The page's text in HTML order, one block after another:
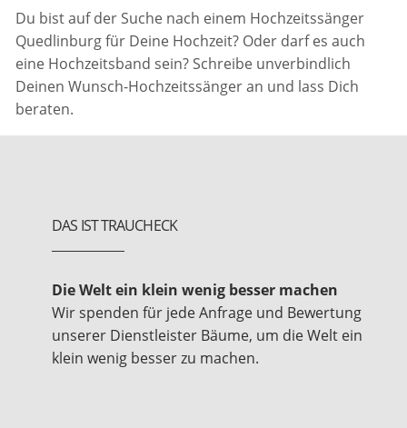
Du bist auf der Suche nach einem Hochzeitssänger
Quedlinburg für Deine Hochzeit? Oder darf es auch
eine Hochzeitsband sein? Schreibe unverbindlich
Deinen Wunsch-Hochzeitssänger an und lass Dich
beraten.
DAS IST TRAUCHECK
Die Welt ein klein wenig besser machen
Wir spenden für jede Anfrage und Bewertung
unserer Dienstleister Bäume, um die Welt ein
klein wenig besser zu machen.